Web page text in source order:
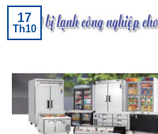
17
Th10